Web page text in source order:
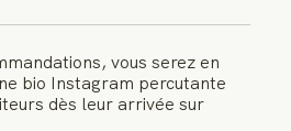
vous serez en
bio Instagram percutante
dès leur arrivée sur